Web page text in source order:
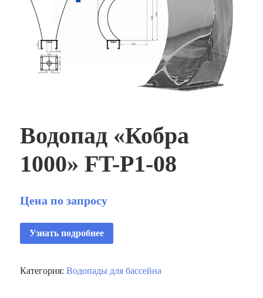
Водопад «Кобра
1000» FT-Р1-08
Цена по запросу
Узнать подробнее
Категория:Водопады для бассейна